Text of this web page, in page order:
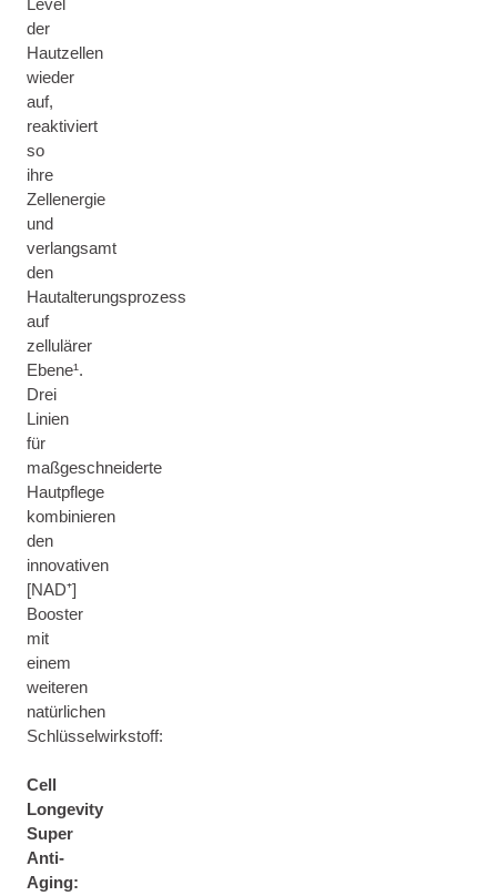
Level
der
Hautzellen
wieder
auf,
reaktiviert
so
ihre
Zellenergie
und
verlangsamt
den
Hautalterungsprozess
auf
zellulärer
Ebene¹.
Drei
Linien
für
maßgeschneiderte
Hautpflege
kombinieren
den
innovativen
[NAD⁺]
Booster
mit
einem
weiteren
natürlichen
Schlüsselwirkstoff:
Cell
Longevity
Super
Anti-
Aging: